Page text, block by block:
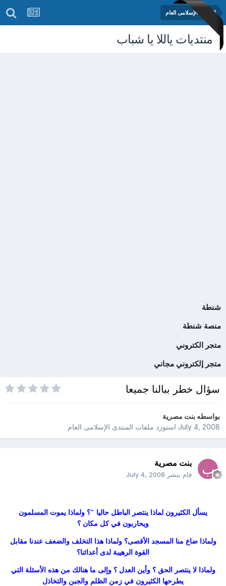
المنتدى الإسلامى العام
منتديات ياللا يا شباب
شنطة
منصة شنطة
متجر الكتروني
متجر إلكتروني مجاني
سؤال خطر ببالنا جميعا
بواسطهبنت مصرية
July 4, 2008استورد ملفات المنتدى الإسلامى العام
بنت مصرية
قام بنشر July 4, 2008
يسأل الكثيرون لماذا ينتصر الباطل حاليا "؟ ولماذا يموت المسلمون
ويحاربون في كل مكان ؟
ولماذا ضاع منا المسجد الأقصى؟ ولماذا هذا التخلف والضعف عندنا مقابل
القوة الرهيبة لدى أعدائنا؟
ولماذا لا ينتصر الحق ؟ وأين العدل ؟ وإلى ما هنالك من هذه الأسئلة التي
يطرحها الكثيرون في زمن الظلم والجبن والتخاذل